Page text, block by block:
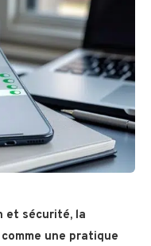
et sécurité, la
une pratique